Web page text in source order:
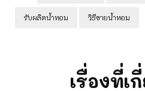
รับผลิตน้ำหอม วิธีขายน้ำหอม
เรื่องที่เ